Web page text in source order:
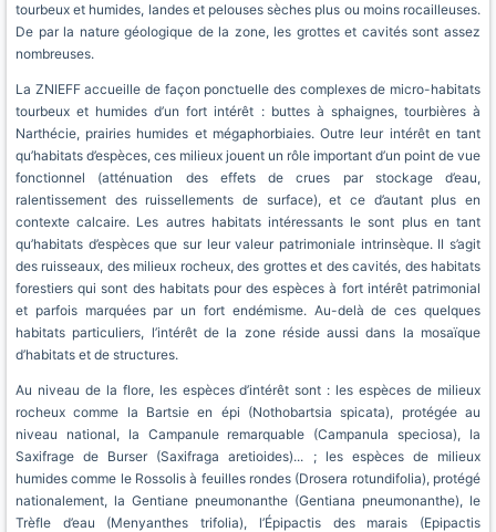
tourbeux et humides, landes et pelouses sèches plus ou moins rocailleuses.
De par la nature géologique de la zone, les grottes et cavités sont assez
nombreuses.
La ZNIEFF accueille de façon ponctuelle des complexes de micro-habitats
tourbeux et humides d’un fort intérêt : buttes à sphaignes, tourbières à
Narthécie, prairies humides et mégaphorbiaies. Outre leur intérêt en tant
qu’habitats d’espèces, ces milieux jouent un rôle important d’un point de vue
fonctionnel (atténuation des effets de crues par stockage d’eau,
ralentissement des ruissellements de surface), et ce d’autant plus en
contexte calcaire. Les autres habitats intéressants le sont plus en tant
qu’habitats d’espèces que sur leur valeur patrimoniale intrinsèque. Il s’agit
des ruisseaux, des milieux rocheux, des grottes et des cavités, des habitats
forestiers qui sont des habitats pour des espèces à fort intérêt patrimonial
et parfois marquées par un fort endémisme. Au-delà de ces quelques
habitats particuliers, l’intérêt de la zone réside aussi dans la mosaïque
d’habitats et de structures.
Au niveau de la flore, les espèces d’intérêt sont : les espèces de milieux
rocheux comme la Bartsie en épi (Nothobartsia spicata), protégée au
niveau national, la Campanule remarquable (Campanula speciosa), la
Saxifrage de Burser (Saxifraga aretioides)... ; les espèces de milieux
humides comme le Rossolis à feuilles rondes (Drosera rotundifolia), protégé
nationalement, la Gentiane pneumonanthe (Gentiana pneumonanthe), le
Trèfle d’eau (Menyanthes trifolia), l’Épipactis des marais (Epipactis